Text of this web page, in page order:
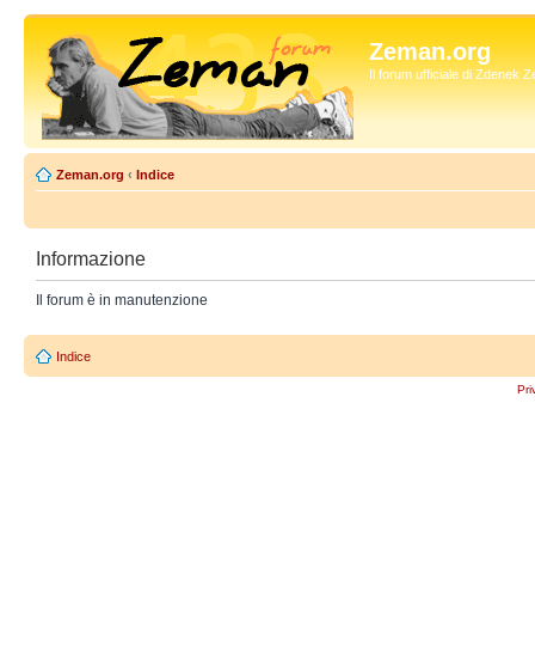
Zeman.org
Il forum ufficiale di Zdenek
Zeman.org ‹ Indice
Informazione
Il forum è in manutenzione
Indice